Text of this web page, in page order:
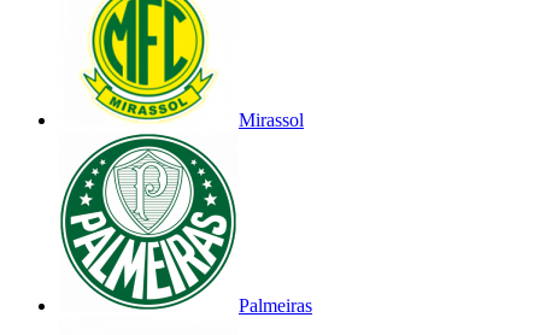
Mirassol
Palmeiras